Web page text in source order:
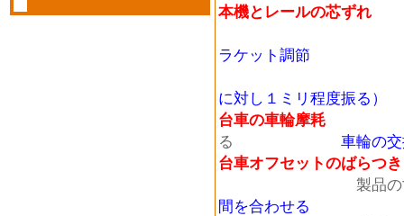
本機とレールの芯ずれ
ラケット調節
に対し１ミリ程度振る）
台車の車輪摩耗
る 車輪の
台車オフセットのばらつき
製品の寸法の
間を合わせる